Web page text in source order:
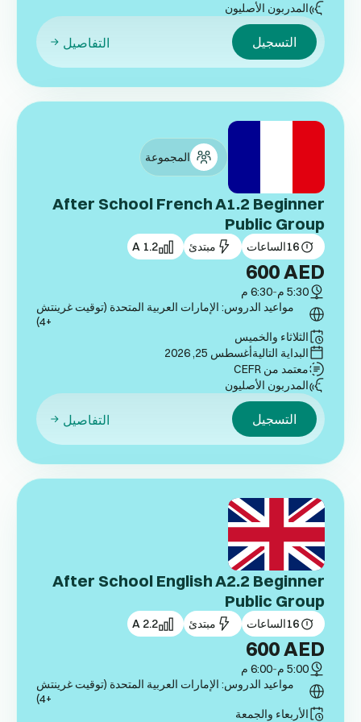
المدربون الأصليون
التسجيل التفاصيل
المجموعة
After School French A1.2 Beginner
Public Group
16الساعات مبتدئ A 1.2
600AED
5:30 م -6:30 م
مواعيد الدروس: الإمارات العربية المتحدة (توقيت غرينتش
+4)
الثلاثاء والخميس
البداية التاليةأغسطس 25, 2026
معتمد من CEFR
المدربون الأصليون
التسجيل التفاصيل
After School English A2.2 Beginner
Public Group
16الساعات مبتدئ A 2.2
600AED
5:00 م -6:00 م
مواعيد الدروس: الإمارات العربية المتحدة (توقيت غرينتش
+4)
الأربعاء والجمعة